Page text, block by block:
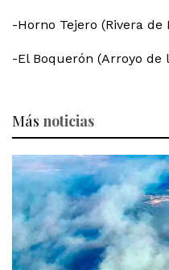
-Horno Tejero (Rivera de
-El Boquerón (Arroyo de
Más noticias